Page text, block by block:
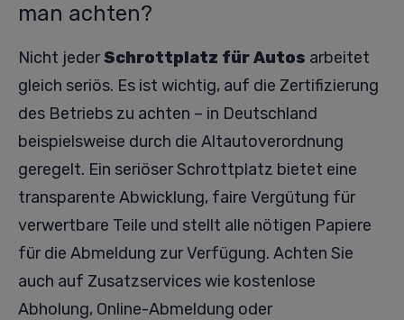
man achten?
Nicht jederSchrottplatz für Autos arbeitet
gleich seriös. Es ist wichtig, auf die Zertifizierung
des Betriebs zu achten – in Deutschland
beispielsweise durch die Altautoverordnung
geregelt. Ein seriöser Schrottplatz bietet eine
transparente Abwicklung, faire Vergütung für
verwertbare Teile und stellt alle nötigen Papiere
für die Abmeldung zur Verfügung. Achten Sie
auch auf Zusatzservices wie kostenlose
Abholung, Online-Abmeldung oder